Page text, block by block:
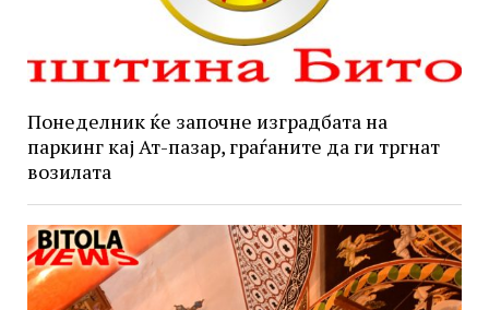
Понеделник ќе започне изградбата на
паркинг кај Ат-пазар, граѓаните да ги тргнат
возилата